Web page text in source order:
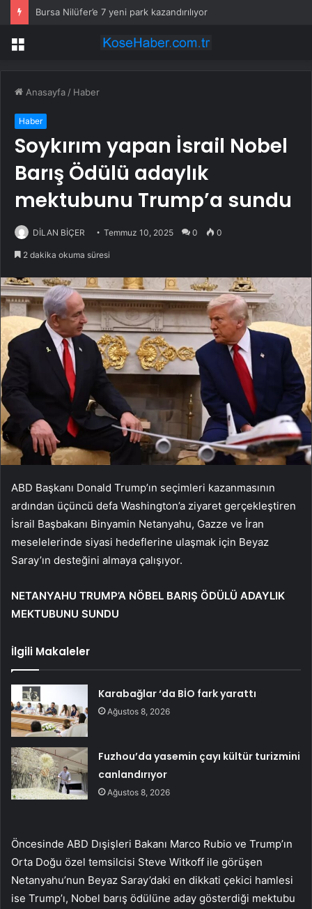
Bursa Nilüfer’e 7 yeni park kazandırılıyor
Menü
Anasayfa / Haber
Haber
Soykırım yapan İsrail Nobel
Barış Ödülü adaylık
mektubunu Trump’a sundu
DİLAN BİÇER Temmuz 10, 2025 0 0
2 dakika okuma süresi
ABD Başkanı Donald Trump’ın seçimleri kazanmasının
ardından üçüncü defa Washington’a ziyaret gerçekleştiren
İsrail Başbakanı Binyamin Netanyahu, Gazze ve İran
meselelerinde siyasi hedeflerine ulaşmak için Beyaz
Saray’ın desteğini almaya çalışıyor.
NETANYAHU TRUMP’A NÖBEL BARIŞ ÖDÜLÜ ADAYLIK
MEKTUBUNU SUNDU
İlgili Makaleler
Karabağlar ‘da BİO fark yarattı
Ağustos 8, 2026
Fuzhou’da yasemin çayı kültür turizmini
canlandırıyor
Ağustos 8, 2026
Öncesinde ABD Dışişleri Bakanı Marco Rubio ve Trump’ın
Orta Doğu özel temsilcisi Steve Witkoff ile görüşen
Netanyahu’nun Beyaz Saray’daki en dikkati çekici hamlesi
ise Trump’ı, Nobel barış ödülüne aday gösterdiği mektubu